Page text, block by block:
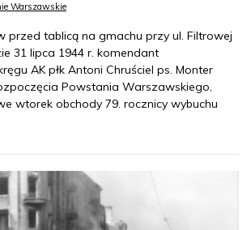
Warszawskie
przed tablicą na gmachu przy ul. Filtrowej
31 lipca 1944 r. komendant
AK płk Antoni Chruściel ps. Monter
Powstania Warszawskiego,
wtorek obchody 79. rocznicy wybuchu